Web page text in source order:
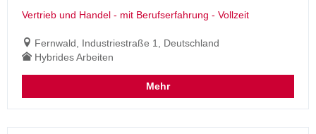
Vertrieb und Handel - mit Berufserfahrung - Vollzeit
Fernwald, Industriestraße 1, Deutschland
Hybrides Arbeiten
Mehr